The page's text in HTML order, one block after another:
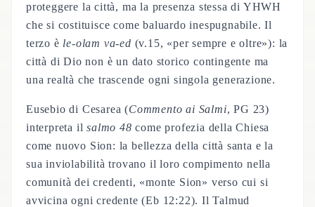
proteggere la città, ma la presenza stessa di YHWH
che si costituisce come baluardo inespugnabile. Il
terzo è le-olam va-ed (v.15, «per sempre e oltre»): la
città di Dio non è un dato storico contingente ma
una realtà che trascende ogni singola generazione.
Eusebio di Cesarea (Commento ai Salmi, PG 23)
interpreta ilsalmo 48 come profezia della Chiesa
come nuovo Sion: la bellezza della città santa e la
sua inviolabilità trovano il loro compimento nella
comunità dei credenti, «monte Sion» verso cui si
avvicina ogni credente (Eb 12:22). Il Talmud